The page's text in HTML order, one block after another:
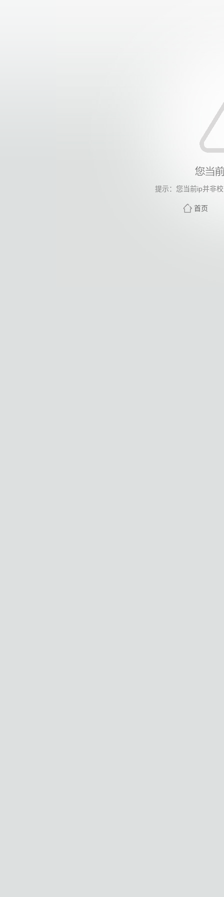
提示：您当前ip并非
首页